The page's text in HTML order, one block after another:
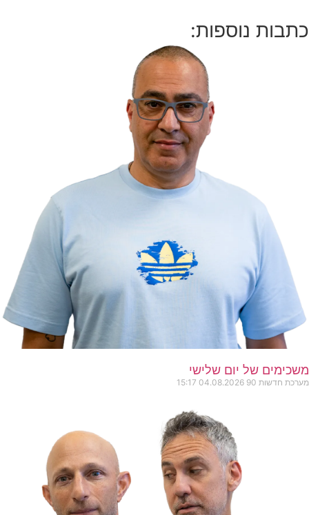
כתבות נוספות:
משכימים של יום שלישי
מערכת חדשות 90 04.08.2026
15:17